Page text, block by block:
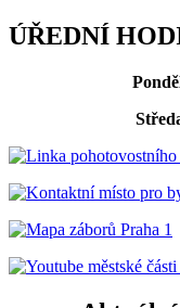
ÚŘEDNÍ